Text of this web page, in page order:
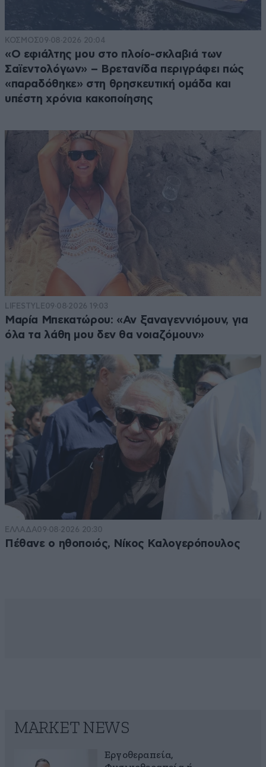
ΚΟΣΜΟΣ09·08·2026 20:04
«Ο εφιάλτης μου στο πλοίο-σκλαβιά των
Σαϊεντολόγων» – Βρετανίδα περιγράφει πώς
«παραδόθηκε» στη θρησκευτική ομάδα και
υπέστη χρόνια κακοποίησης
LIFESTYLE09·08·2026 19:03
Μαρία Μπεκατώρου: «Αν ξαναγεννιόμουν, για
όλα τα λάθη μου δεν θα νοιαζόμουν»
ΕΛΛΑΔΑ09·08·2026 20:30
Πέθανε ο ηθοποιός, Νίκος Καλογερόπουλος
MARKET NEWS
Εργοθεραπεία,